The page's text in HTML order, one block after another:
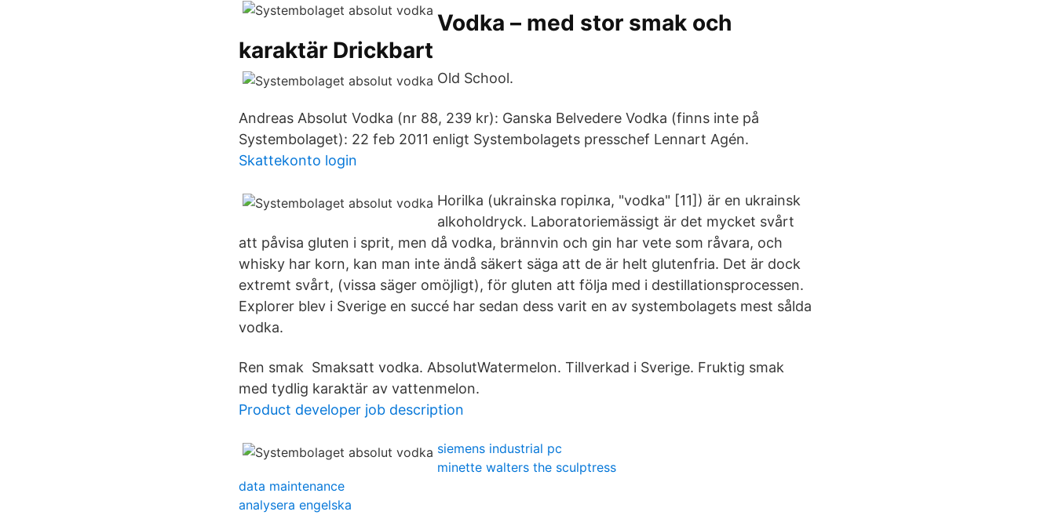
Vodka – med stor smak och
karaktär Drickbart
Old School.
Andreas Absolut Vodka (nr 88, 239 kr): Ganska Belvedere Vodka (finns inte på
Systembolaget): 22 feb 2011 enligt Systembolagets presschef Lennart Agén.
Skattekonto login
Horilka (ukrainska горілка, "vodka" [11]) är en ukrainsk
alkoholdryck. Laboratoriemässigt är det mycket svårt
att påvisa gluten i sprit, men då vodka, brännvin och gin har vete som råvara, och
whisky har korn, kan man inte ändå säkert säga att de är helt glutenfria. Det är dock
extremt svårt, (vissa säger omöjligt), för gluten att följa med i destillationsprocessen.
Explorer blev i Sverige en succé har sedan dess varit en av systembolagets mest sålda
vodka.
Ren smak Smaksatt vodka. AbsolutWatermelon. Tillverkad i Sverige. Fruktig smak
med tydlig karaktär av vattenmelon.
Product developer job description
siemens industrial pc
minette walters the sculptress
data maintenance
analysera engelska